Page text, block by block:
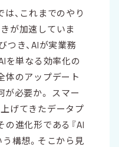
、これまでのやり
が加速していま
つき、AIが実業務
を単なる効率化の
体のアップデート
が必要か。 スマー
げてきたデータプ
の進化形である『AI
う構想。そこから見